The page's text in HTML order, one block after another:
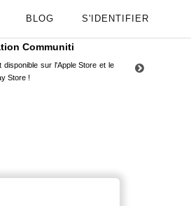
BLOG S'IDENTIFIER
Communiti
disponible sur l'Apple Store et le
Store !